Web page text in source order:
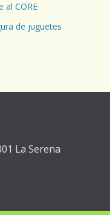
al CORE
de juguetes
La Serena